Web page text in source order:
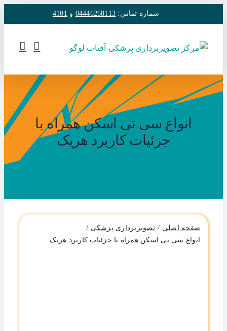
شماره تماس:04446268113و4101
انواع سی تی اسکن همراه با
جزئیات کاربرد هریک
صفحه اصلی
تصویربرداری پزشکی
انواع سی تی اسکن همراه با جزئیات کاربرد هریک